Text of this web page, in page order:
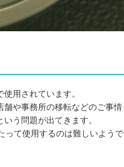
用されています。
や事務所の移転などのご事情
う問題が出てきます。
って使用するのは難しいようで